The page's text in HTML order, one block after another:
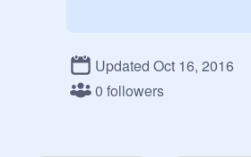
Updated Oct 16, 2016
0 followers